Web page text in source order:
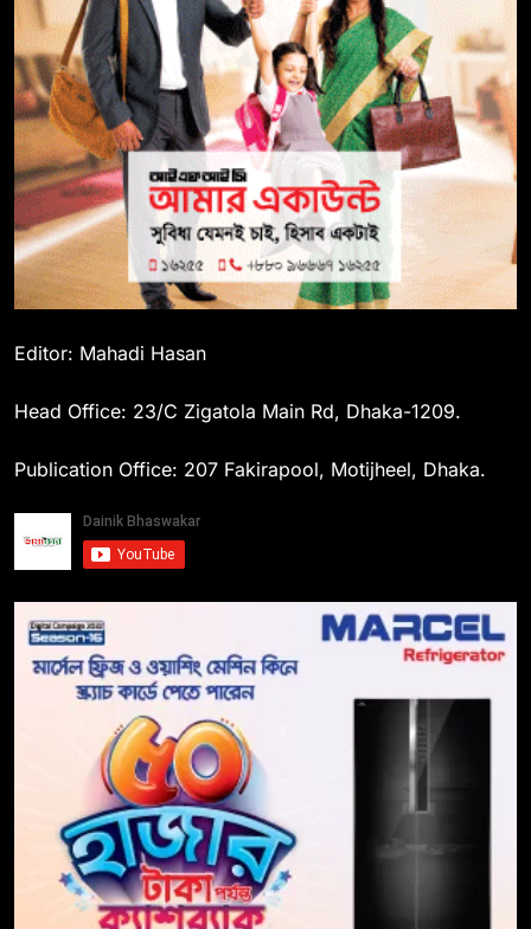
Editor: Mahadi Hasan
Head Office: 23/C Zigatola Main Rd, Dhaka-1209.
Publication Office: 207 Fakirapool, Motijheel, Dhaka.